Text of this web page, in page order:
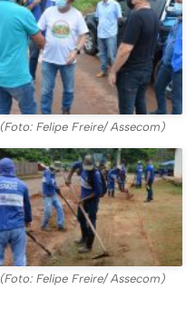
(Foto: Felipe Freire/ Assecom)
(Foto: Felipe Freire/ Assecom)